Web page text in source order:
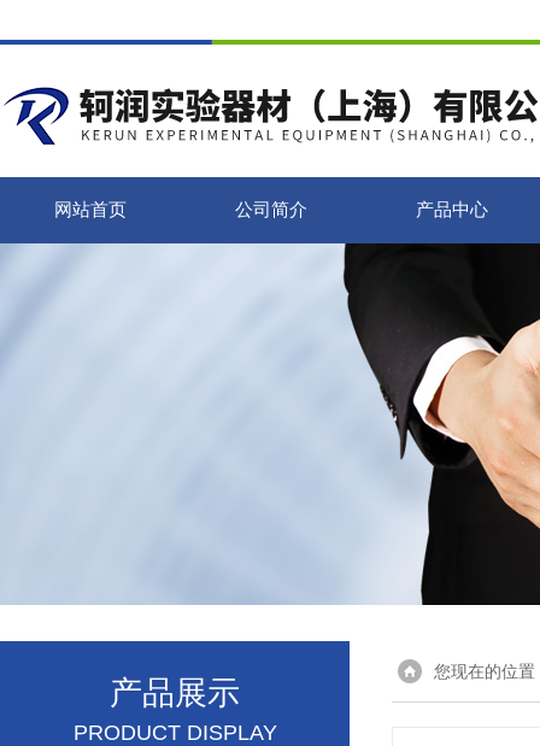
网站首页 公司简介 产品中心
产品展示
PRODUCT DISPLAY
您现在的位置